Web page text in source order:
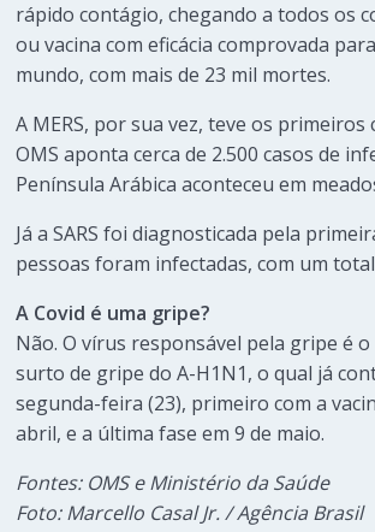
rápido contágio, chegando a todos os
ou vacina com eficácia comprovada
mundo, com mais de 23 mil mortes.
A MERS, por sua vez, teve os
OMS aponta cerca de 2.500 casos de
Península Arábica aconteceu em
Já a SARS foi diagnosticada pela
pessoas foram infectadas, com um
A Covid é uma gripe?
Não. O vírus responsável pela gripe é o
surto de gripe do A-H1N1, o qual já
segunda-feira (23), primeiro com a
abril, e a última fase em 9 de maio.
Fontes: OMS e Ministério da Saúde
Foto: Marcello Casal Jr. / Agência Brasil